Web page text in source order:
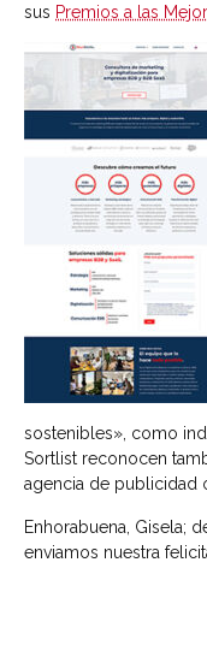
sus Premios a las
sostenibles», como
Sortlist reconocen
agencia de publicidad
Enhorabuena, Gisela;
enviamos nuestra